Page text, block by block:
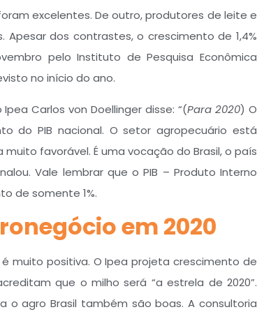
excelentes. De outro, produtores de leite e
dos contrastes, o crescimento de 1,4%
pelo Instituto de Pesquisa Econômica
no início do ano.
Carlos von Doellinger disse: “(Para 2020) O
do PIB nacional. O setor agropecuário está
favorável. É uma vocação do Brasil, o país
Vale lembrar que o PIB – Produto Interno
de somente 1%.
em 2020
muito positiva. O Ipea projeta crescimento de
que o milho será “a estrela de 2020”.
o agro Brasil também são boas. A consultoria